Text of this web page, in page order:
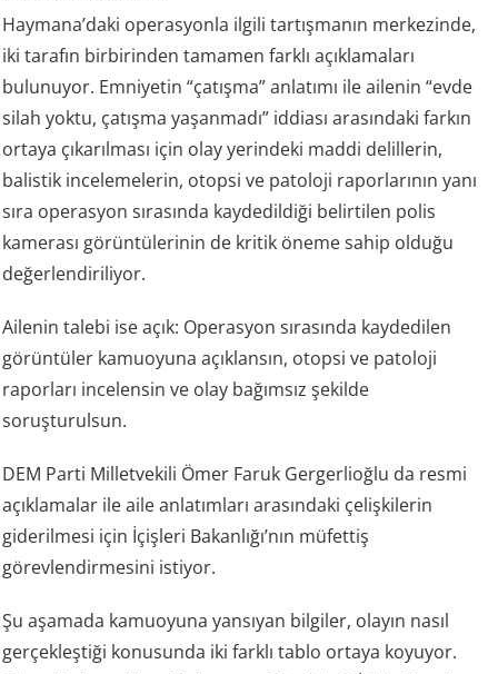
Haymana’daki operasyonla ilgili tartışmanın merkezinde,
iki tarafın birbirinden tamamen farklı açıklamaları
bulunuyor. Emniyetin “çatışma” anlatımı ile ailenin “evde
silah yoktu, çatışma yaşanmadı” iddiası arasındaki farkın
ortaya çıkarılması için olay yerindeki maddi delillerin,
balistik incelemelerin, otopsi ve patoloji raporlarının yanı
sıra operasyon sırasında kaydedildiği belirtilen polis
kamerası görüntülerinin de kritik öneme sahip olduğu
değerlendiriliyor.
Ailenin talebi ise açık: Operasyon sırasında kaydedilen
görüntüler kamuoyuna açıklansın, otopsi ve patoloji
raporları incelensin ve olay bağımsız şekilde
soruşturulsun.
DEM Parti Milletvekili Ömer Faruk Gergerlioğlu da resmi
açıklamalar ile aile anlatımları arasındaki çelişkilerin
giderilmesi için İçişleri Bakanlığı’nın müfettiş
görevlendirmesini istiyor.
Şu aşamada kamuoyuna yansıyan bilgiler, olayın nasıl
gerçekleştiği konusunda iki farklı tablo ortaya koyuyor.